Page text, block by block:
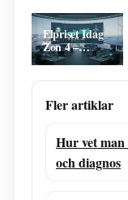
alla möten
Elpriset Idag
Zon 4 –
Smarta Val
Elekonomi
Fler artiklar
Hur vet man
och diagnos